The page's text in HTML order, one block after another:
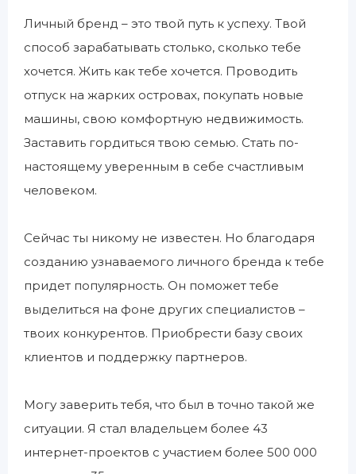
Личный бренд – это твой путь к успеху. Твой
способ зарабатывать столько, сколько тебе
хочется. Жить как тебе хочется. Проводить
отпуск на жарких островах, покупать новые
машины, свою комфортную недвижимость.
Заставить гордиться твою семью. Стать по-
настоящему уверенным в себе счастливым
человеком.
Сейчас ты никому не известен. Но благодаря
созданию узнаваемого личного бренда к тебе
придет популярность. Он поможет тебе
выделиться на фоне других специалистов –
твоих конкурентов. Приобрести базу своих
клиентов и поддержку партнеров.
Могу заверить тебя, что был в точно такой же
ситуации. Я стал владельцем более 43
интернет-проектов с участием более 500 000